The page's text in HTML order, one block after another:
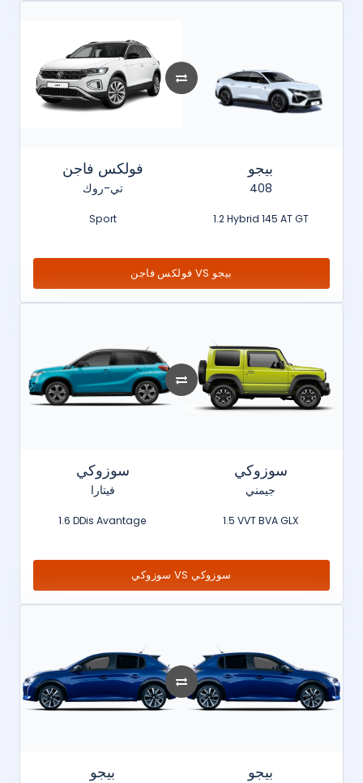
فولكس فاجن
تي-روك
Sport
بيجو
408
1.2 Hybrid 145 AT GT
فولكس فاجن VS بيجو
سوزوكي
فيتارا
1.6 DDis Avantage
سوزوكي
جيمني
1.5 VVT BVA GLX
سوزوكي VS سوزوكي
بيجو بيجو